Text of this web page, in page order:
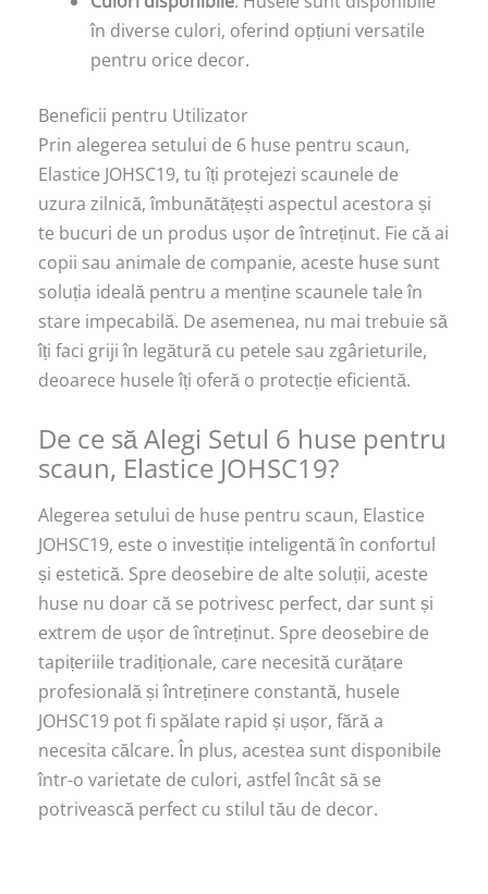
în diverse culori, oferind opțiuni versatile
pentru orice decor.
Beneficii pentru Utilizator
Prin alegerea setului de 6 huse pentru scaun,
Elastice JOHSC19, tu îți protejezi scaunele de
uzura zilnică, îmbunătățești aspectul acestora și
te bucuri de un produs ușor de întreținut. Fie că ai
copii sau animale de companie, aceste huse sunt
soluția ideală pentru a menține scaunele tale în
stare impecabilă. De asemenea, nu mai trebuie să
îți faci griji în legătură cu petele sau zgârieturile,
deoarece husele îți oferă o protecție eficientă.
De ce să Alegi Setul 6 huse pentru
scaun, Elastice JOHSC19?
Alegerea setului de huse pentru scaun, Elastice
JOHSC19, este o investiție inteligentă în confortul
și estetică. Spre deosebire de alte soluții, aceste
huse nu doar că se potrivesc perfect, dar sunt și
extrem de ușor de întreținut. Spre deosebire de
tapițeriile tradiționale, care necesită curățare
profesională și întreținere constantă, husele
JOHSC19 pot fi spălate rapid și ușor, fără a
necesita călcare. În plus, acestea sunt disponibile
într-o varietate de culori, astfel încât să se
potrivească perfect cu stilul tău de decor.